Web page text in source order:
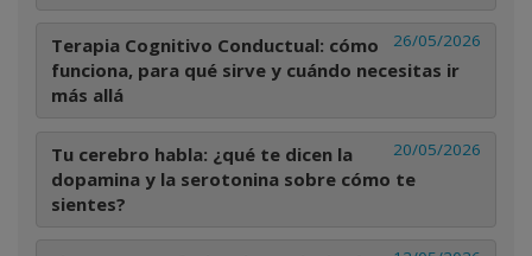
26/05/2026
Terapia Cognitivo Conductual: cómo
funciona, para qué sirve y cuándo necesitas ir
más allá
20/05/2026
Tu cerebro habla: ¿qué te dicen la
dopamina y la serotonina sobre cómo te
sientes?